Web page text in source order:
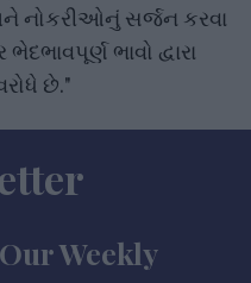
નોકરીઓનું સર્જન કરવા
ભાવો દ્વારા
છે."
Weekly